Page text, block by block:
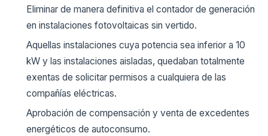
Eliminar de manera definitiva el contador de generación
en instalaciones fotovoltaicas sin vertido.
Aquellas instalaciones cuya potencia sea inferior a 10
kW y las instalaciones aisladas, quedaban totalmente
exentas de solicitar permisos a cualquiera de las
compañías eléctricas.
Aprobación de compensación y venta de excedentes
energéticos de autoconsumo.